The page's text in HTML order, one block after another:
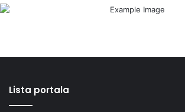
Lista portala